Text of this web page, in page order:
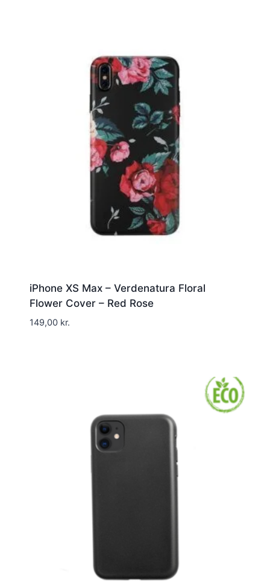
iPhone XS Max – Verdenatura Floral
Flower Cover – Red Rose
149,00 kr.